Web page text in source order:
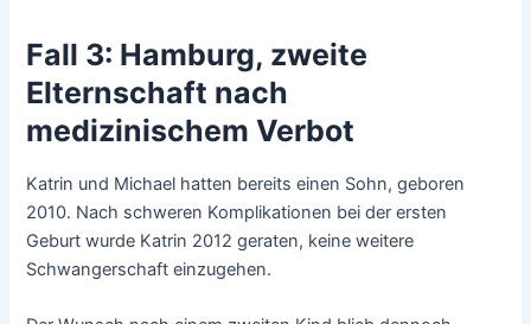
Fall 3: Hamburg, zweite
Elternschaft nach
medizinischem Verbot
Katrin und Michael hatten bereits einen Sohn, geboren
2010. Nach schweren Komplikationen bei der ersten
Geburt wurde Katrin 2012 geraten, keine weitere
Schwangerschaft einzugehen.